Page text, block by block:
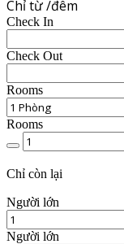
Chỉ từ/đêm
Check In
Check Out
Rooms
Rooms
Chất
lượng
phòng
Chỉ còn lại
Người lớn
Người lớn